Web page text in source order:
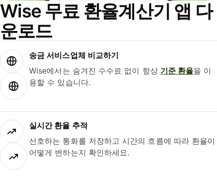
Wise 무료 환율계산기 앱 다
운로드
송금 서비스업체 비교하기
Wise에서는 숨겨진 수수료 없이 항상 기준 환율을 이
용할 수 있습니다.
실시간 환율 추적
선호하는 통화를 저장하고 시간의 흐름에 따라 환율이
어떻게 변하는지 확인하세요.